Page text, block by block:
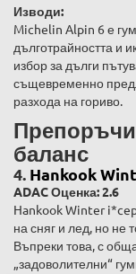
Изводи:
Michelin Alpin 6 е
дълготрайността и
избор за дълги
същевременно
разхода на гориво.
баланс
4. Hankook
ADAC Оценка: 2.6
Hankook Winter
на сняг и лед, но не
Въпреки това, с
„задоволителни“